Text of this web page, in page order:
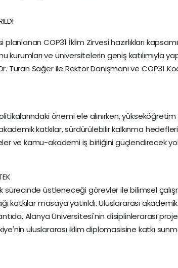
COP31 İklim Zirvesi hazırlıkları
ve üniversitelerin geniş katılımıyla
Turan Sağer ile Rektör Danışmanı ve COP31
önemi ele alınırken, yükseköğretim
katkılar, sürdürülebilir kalkınma hedefleri
ve kamu-akademi iş birliğini güçlendirecek
sürecinde üstleneceği görevler ile bilimsel
katkılar masaya yatırıldı. Uluslararası
Alanya Üniversitesi'nin disiplinlerarası
uluslararası iklim diplomasisine katkı